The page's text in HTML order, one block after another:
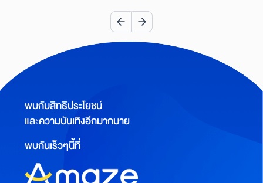
พบกับสิทธิประโยชน์
และความบันเทิงอีกมากมาย
พบกันเร็วๆนี้ที่